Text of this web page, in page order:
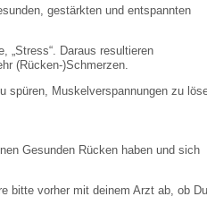
gestärkten und entspannten
„Stress“. Daraus resultieren
(Rücken-)Schmerzen.
spüren, Muskelverspannungen zu
Gesunden Rücken haben und sich
bitte vorher mit deinem Arzt ab, ob Du